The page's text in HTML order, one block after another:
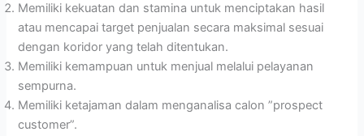
Memiliki kekuatan dan stamina untuk menciptakan hasil
atau mencapai target penjualan secara maksimal sesuai
dengan koridor yang telah ditentukan.
Memiliki kemampuan untuk menjual melalui pelayanan
sempurna.
Memiliki ketajaman dalam menganalisa calon ”prospect
customer”.